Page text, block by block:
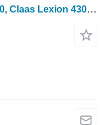
502051 Axialkolbenpumpe 90R100, Claas Lexion 430/420 hidraulična pumpa za Claas 90R100 kombajna za žito